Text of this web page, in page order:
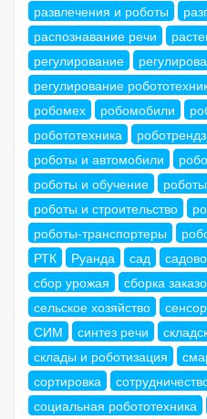
развлечения и роботы
распознавание речи
регулирование
регулирование
робомех
робомобили
робототехника
роботрендз
роботы и автомобили
роботы и обучение
роботы и строительство
роботы-транспортеры
РТК
Руанда сад
сбор урожая
сборка
сельское хозяйство
СИМ
синтез речи
склады и роботизация
сортировка
социальная робототехника